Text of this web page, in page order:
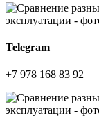
Telegram
+7 978 168 83 92